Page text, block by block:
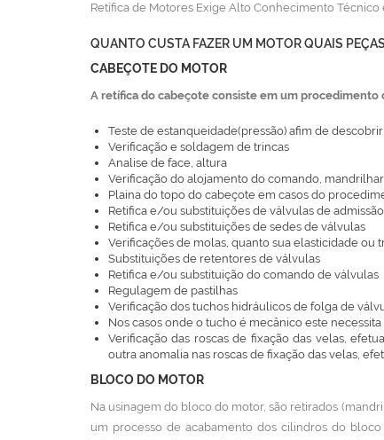
Retífica de Motores Exige Alto Conhecimento
QUANTO CUSTA FAZER UM MOTOR QUAIS
CABEÇOTE DO MOTOR
A retífica do cabeçote consiste em um procedimento
Teste de estanqueidade(pressão) afim de
Verificação e soldagem de trincas
Analise de face, altura
Verificação do alojamento do comando, mandrilhar
Plaina do topo do cabeçote em casos do
Retifica e/ou substituições de válvulas de
Retifica e/ou substituições de sedes de válvulas
Verificações de molas, quanto sua elasticidade ou
Substituições de retentores de válvulas
Retifica e/ou substituição do comando de válvulas
Regulagem de pastilhas
Verificação dos tuchos hidráulicos de folga de
Nos casos onde o tucho é mecânico este
Verificação das roscas de fixação das velas,
outra anomalia nas roscas de fixação das velas,
BLOCO DO MOTOR
Na usinagem do bloco do motor, são retirados
um processo de acabamento dos cilindros do